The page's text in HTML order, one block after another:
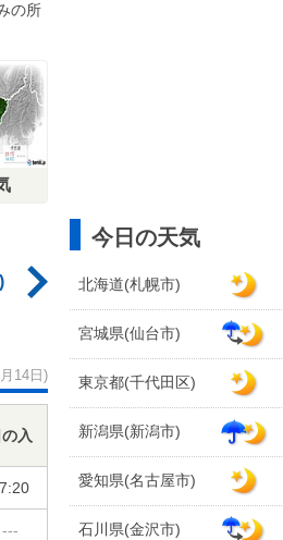
の所
14日)
の入
---
今日の天気
北海道(札幌市)
宮城県(仙台市)
東京都(千代田区)
新潟県(新潟市)
愛知県(名古屋市)
石川県(金沢市)